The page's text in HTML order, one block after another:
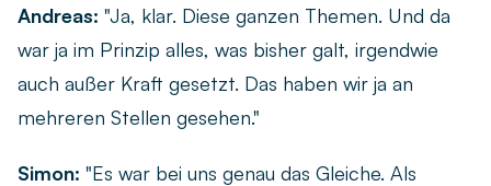
Andreas: "Ja, klar. Diese ganzen Themen. Und da
war ja im Prinzip alles, was bisher galt, irgendwie
auch außer Kraft gesetzt. Das haben wir ja an
mehreren Stellen gesehen."
Simon: "Es war bei uns genau das Gleiche. Als